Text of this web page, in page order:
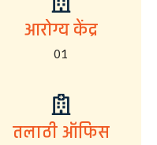
आरोग्य केंद्र
01
तलाठी ऑफिस